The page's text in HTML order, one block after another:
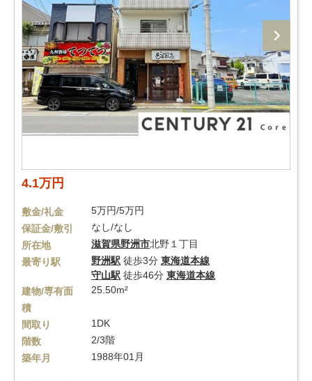
4.1万円
敷金/礼金
5万円/5万円
保証金/敷引
なし/なし
所在地
滋賀県野洲市北野１丁目
最寄り駅
野洲駅 徒歩3分 東海道本線
守山駅 徒歩46分 東海道本線
建物/専有面
積
25.50m²
間取り
1DK
階数
2/3階
築年月
1988年01月